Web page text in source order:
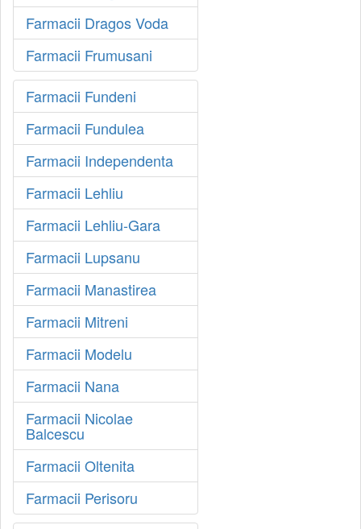
Farmacii Dragos Voda
Farmacii Frumusani
Farmacii Fundeni
Farmacii Fundulea
Farmacii Independenta
Farmacii Lehliu
Farmacii Lehliu-Gara
Farmacii Lupsanu
Farmacii Manastirea
Farmacii Mitreni
Farmacii Modelu
Farmacii Nana
Farmacii Nicolae
Balcescu
Farmacii Oltenita
Farmacii Perisoru